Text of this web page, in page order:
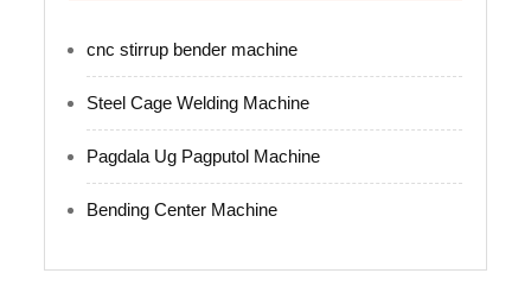
cnc stirrup bender machine
Steel Cage Welding Machine
Pagdala Ug Pagputol Machine
Bending Center Machine